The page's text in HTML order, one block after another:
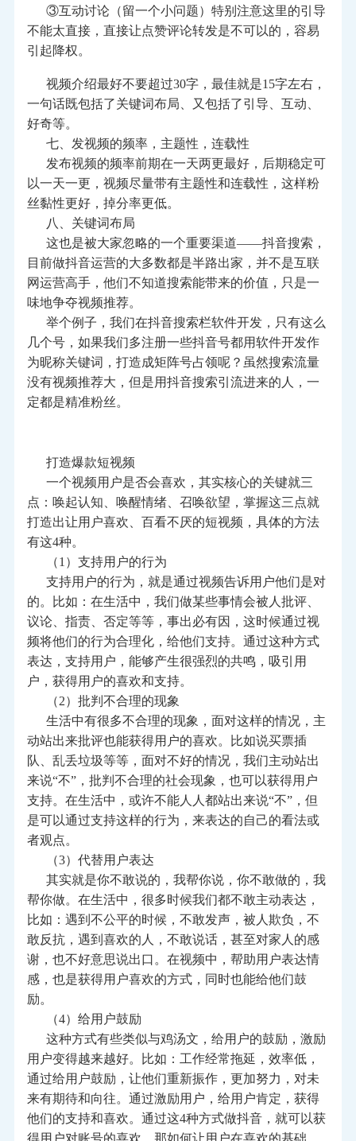
③互动讨论（留一个小问题）特别注意这里的引导
不能太直接，直接让点赞评论转发是不可以的，容易
引起降权。
视频介绍最好不要超过30字，最佳就是15字左右，
一句话既包括了关键词布局、又包括了引导、互动、
好奇等。
七、发视频的频率，主题性，连载性
发布视频的频率前期在一天两更最好，后期稳定可
以一天一更，视频尽量带有主题性和连载性，这样粉
丝黏性更好，掉分率更低。
八、关键词布局
这也是被大家忽略的一个重要渠道——抖音搜索，
目前做抖音运营的大多数都是半路出家，并不是互联
网运营高手，他们不知道搜索能带来的价值，只是一
味地争夺视频推荐。
举个例子，我们在抖音搜索栏软件开发，只有这么
几个号，如果我们多注册一些抖音号都用软件开发作
为昵称关键词，打造成矩阵号占领呢？虽然搜索流量
没有视频推荐大，但是用抖音搜索引流进来的人，一
定都是精准粉丝。
打造爆款短视频
一个视频用户是否会喜欢，其实核心的关键就三
点：唤起认知、唤醒情绪、召唤欲望，掌握这三点就
打造出让用户喜欢、百看不厌的短视频，具体的方法
有这4种。
（1）支持用户的行为
支持用户的行为，就是通过视频告诉用户他们是对
的。比如：在生活中，我们做某些事情会被人批评、
议论、指责、否定等等，事出必有因，这时候通过视
频将他们的行为合理化，给他们支持。通过这种方式
表达，支持用户，能够产生很强烈的共鸣，吸引用
户，获得用户的喜欢和支持。
（2）批判不合理的现象
生活中有很多不合理的现象，面对这样的情况，主
动站出来批评也能获得用户的喜欢。比如说买票插
队、乱丢垃圾等等，面对不好的情况，我们主动站出
来说“不”，批判不合理的社会现象，也可以获得用户
支持。在生活中，或许不能人人都站出来说“不”，但
是可以通过支持这样的行为，来表达的自己的看法或
者观点。
（3）代替用户表达
其实就是你不敢说的，我帮你说，你不敢做的，我
帮你做。在生活中，很多时候我们都不敢主动表达，
比如：遇到不公平的时候，不敢发声，被人欺负，不
敢反抗，遇到喜欢的人，不敢说话，甚至对家人的感
谢，也不好意思说出口。在视频中，帮助用户表达情
感，也是获得用户喜欢的方式，同时也能给他们鼓
励。
（4）给用户鼓励
这种方式有些类似与鸡汤文，给用户的鼓励，激励
用户变得越来越好。比如：工作经常拖延，效率低，
通过给用户鼓励，让他们重新振作，更加努力，对未
来有期待和向往。通过激励用户，给用户肯定，获得
他们的支持和喜欢。通过这4种方式做抖音，就可以获
得用户对账号的喜欢。那如何让用户在喜欢的基础